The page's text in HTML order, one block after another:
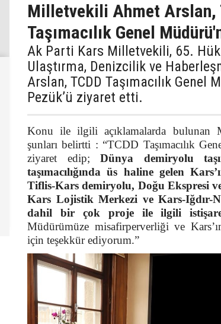
Milletvekili Ahmet Arslan,
Taşımacılık Genel
Ak Parti Kars Milletvekili, 65.
Ulaştırma, Denizcilik ve
Arslan, TCDD Taşımacılık Genel
Pezük’ü ziyaret etti.
Konu ile ilgili açıklamalarda bulunan
şunları belirtti : “TCDD Taşımacılık
ziyaret edip; Dünya demiryolu
taşımacılığında üs haline gelen
Tiflis-Kars demiryolu, Doğu Ekspresi
Kars Lojistik Merkezi ve Kars-Iğdır-
dahil bir çok proje ile ilgili
Müdürümüze misafirperverliği ve
için teşekkür ediyorum.”